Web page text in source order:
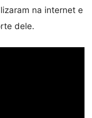
na internet e
dele.